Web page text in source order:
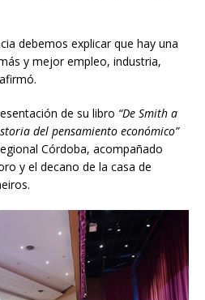
debemos explicar que hay una
y mejor empleo, industria,
de su libro “De Smith a
del pensamiento económico”
Córdoba, acompañado
y el decano de la casa de